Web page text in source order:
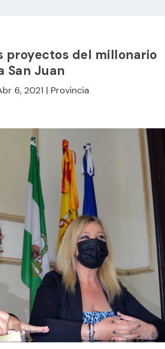
proyectos del millonario
San Juan
6, 2021 | Provincia